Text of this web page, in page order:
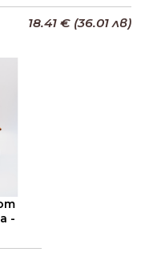
18.41 € (36.01 лв)
-